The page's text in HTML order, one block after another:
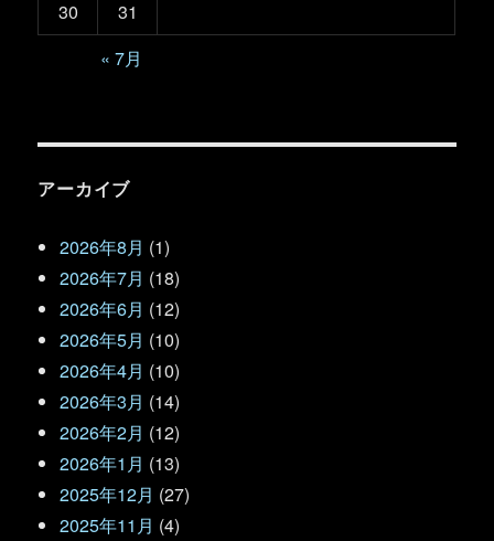
30
31
« 7月
アーカイブ
2026年8月 (1)
2026年7月 (18)
2026年6月 (12)
2026年5月 (10)
2026年4月 (10)
2026年3月 (14)
2026年2月 (12)
2026年1月 (13)
2025年12月 (27)
2025年11月 (4)